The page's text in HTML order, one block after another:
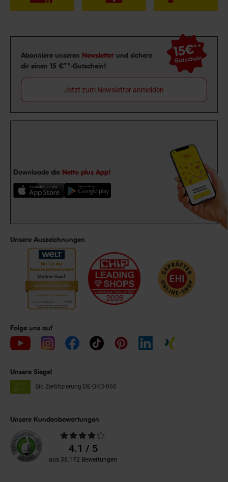
Newsletter Anmeldung
Abonniere unseren Newsletter und sichere
dir einen 15 €**-Gutschein!
15€**
Gutschein
Jetzt zum Newsletter anmelden
Downloade die Netto plus App!
Unsere Auszeichnungen
Folge uns auf
Unsere Siegel
Bio Zertifizierung DE-ÖKO-060
Unsere Kundenbewertungen
Durchschnittliche
Bewertungen4.1 / 5
aus 36.172 Bewertungen